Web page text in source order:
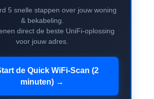
5 snelle stappen over jouw woning
& bekabeling.
direct de beste UniFi-oplossing
voor jouw adres.
de Quick WiFi-Scan (2
minuten) →